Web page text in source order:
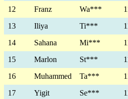
12
Franz Wa***
13
Iliya Ti***
14
Sahana Mi***
15
Marlon St***
16
Muhammed Ta***
17
Yigit Se***